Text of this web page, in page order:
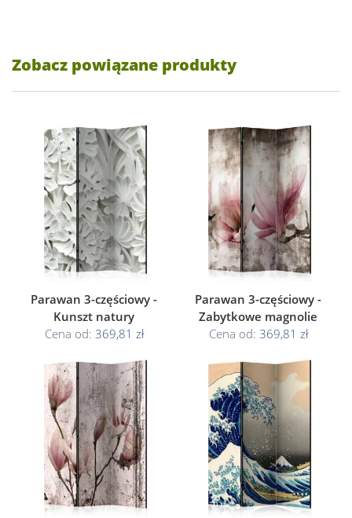
Zobacz powiązane produkty
Parawan 3-częściowy -
Kunszt natury
Cena od: 369,81 zł
Parawan 3-częściowy -
Zabytkowe magnolie
Cena od: 369,81 zł